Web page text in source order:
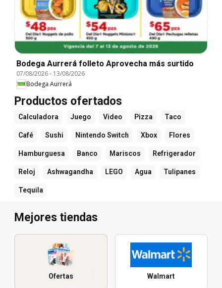
Bodega Aurrerá folleto Aprovecha más surtido
07/08/2026- 13/08/2026
Bodega Aurrerá
Productos ofertados
Calculadora Juego Video Pizza Taco
Café Sushi Nintendo Switch Xbox Flores
Hamburguesa Banco Mariscos Refrigerador
Reloj Ashwagandha LEGO Agua Tulipanes
Tequila
Mejores tiendas
Ofertas Walmart